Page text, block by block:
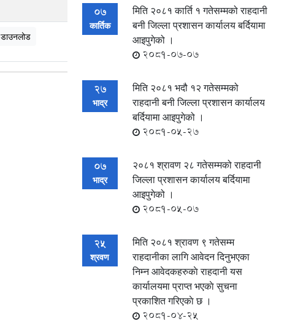
डाउनलोड
07
कार्तिक
मिति २०८१ कार्ति १ गतेसम्मको राहदानी
बनी जिल्ला प्रशासन कार्यालय बर्दियामा
आइपुगेको ।
2081-07-07
27
भाद्र
मिति २०८१ भदौ १२ गतेसम्मको
राहदानी बनी जिल्ला प्रशासन कार्यालय
बर्दियामा आइपुगेको ।
2081-05-27
07
भाद्र
२०८१ श्रावण २८ गतेसम्मको राहदानी
जिल्ला प्रशासन कार्यालय बर्दियामा
आइपुगेको ।
2081-05-07
25
श्रवण
मिति २०८१ श्रावण ९ गतेसम्म
राहदानीका लागि आवेदन दिनुभएका
निम्न आवेदकहरुकाे राहदानी यस
कार्यालयमा प्राप्त भएकाे सुचना
प्रकाशित गरिएकाे छ ।
2081-04-25